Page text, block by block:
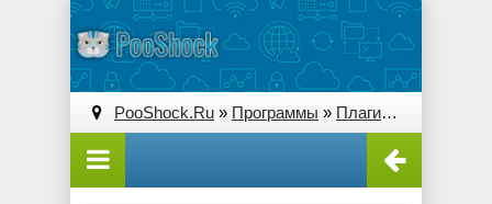
PooShock.Ru » Программы » Плагины (Plug-ins)